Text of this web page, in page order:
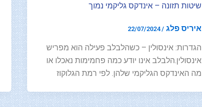
שיטות תזונה – אינדקס גליקמי נמוך
איריס פלג /
22/07/2024
הגדרות: אינסולין – כשהלבלב פעילה הוא מפריש
אינסולין.הלבלב אינו יודע כמה פחמימות נאכלו או
מה האינדקס הגליקמי שלהן. לפי רמת הגלוקוז